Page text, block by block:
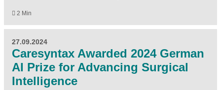
2 Min
27.09.2024
Caresyntax Awarded 2024 German
AI Prize for Advancing Surgical
Intelligence